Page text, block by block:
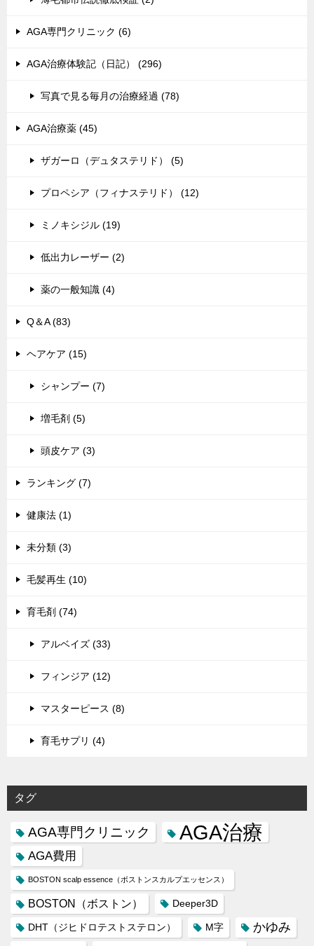
AGA専門クリニック (6)
AGA治療体験記（日記） (296)
写真で見る毎月の治療経過 (78)
AGA治療薬 (45)
ザガーロ（デュタステリド） (5)
プロペシア（フィナステリド） (12)
ミノキシジル (19)
低出力レーザー (2)
薬の一般知識 (4)
Q＆A (83)
ヘアケア (15)
シャンプー (7)
増毛剤 (5)
頭皮ケア (3)
ランキング (7)
健康法 (1)
未分類 (3)
毛髪再生 (10)
育毛剤 (74)
アルベイズ (33)
フィンジア (12)
マスターピース (8)
育毛サプリ (4)
タグ
AGA専門クリニック AGA治療
AGA費用
BOSTON scalp essence（ボストンスカルプエッセンス）
BOSTON（ボストン） Deeper3D
DHT（ジヒドロテストステロン） M字 かゆみ